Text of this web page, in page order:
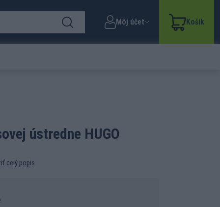
Môj účet Košík
ústredne HUGO
celý popis